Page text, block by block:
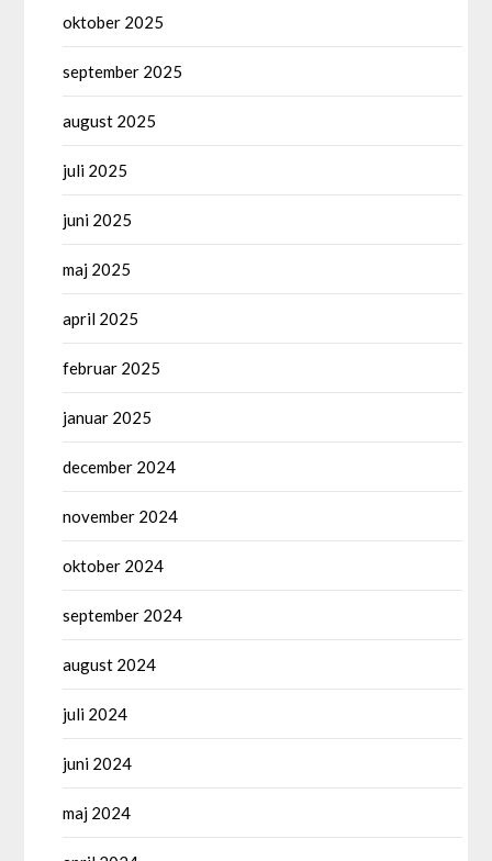
oktober 2025
september 2025
august 2025
juli 2025
juni 2025
maj 2025
april 2025
februar 2025
januar 2025
december 2024
november 2024
oktober 2024
september 2024
august 2024
juli 2024
juni 2024
maj 2024